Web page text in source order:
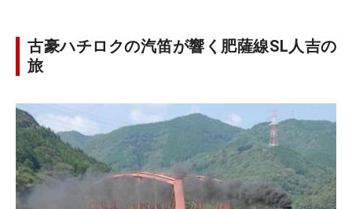
古豪ハチロクの汽笛が響く肥薩線SL人吉の
旅